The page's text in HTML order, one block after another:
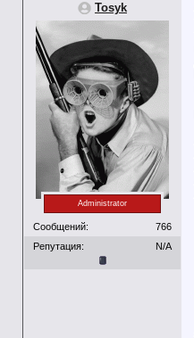
Tosyk
Administrator
Сообщений:
766
Репутация:
N/A